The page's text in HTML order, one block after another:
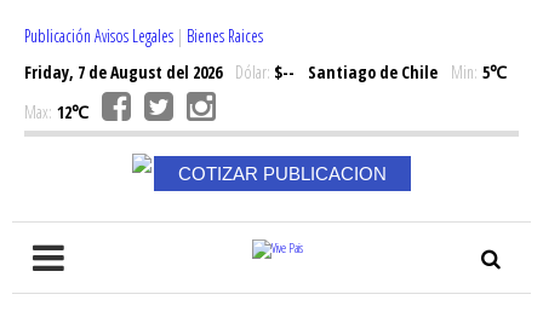
Publicación Avisos Legales | Bienes Raices
Friday, 7 de August del 2026Dólar: $-- Santiago de Chile Min: 5℃
Max: 12℃
COTIZAR PUBLICACION